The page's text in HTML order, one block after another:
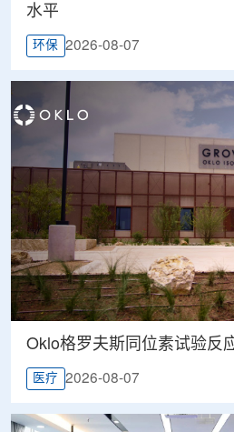
水平
环保 2026-08-07
Oklo格罗夫斯同位素试验反
医疗 2026-08-07